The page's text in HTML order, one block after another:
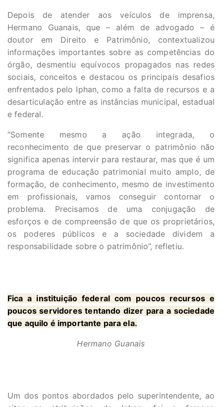
Depois de atender aos veículos de imprensa,
Hermano Guanais, que – além de advogado – é
doutor em Direito e Patrimônio, contextualizou
informações importantes sobre as competências do
órgão, desmentiu equívocos propagados nas redes
sociais, conceitos e destacou os principais desafios
enfrentados pelo Iphan, como a falta de recursos e a
desarticulação entre as instâncias municipal, estadual
e federal.
“Somente mesmo a ação integrada, o
reconhecimento de que preservar o patrimônio não
significa apenas intervir para restaurar, mas que é um
programa de educação patrimonial muito amplo, de
formação, de conhecimento, mesmo de investimento
em profissionais, vamos conseguir contornar o
problema. Precisamos de uma conjugação de
esforços e de compreensão de que os proprietários,
os poderes públicos e a sociedade dividem a
responsabilidade sobre o patrimônio”, refletiu.
Fica a instituição federal com poucos recursos e
poucos servidores tentando dizer para a sociedade
que aquilo é importante para ela.
Hermano Guanais
Um dos pontos abordados pelo superintendente, ao